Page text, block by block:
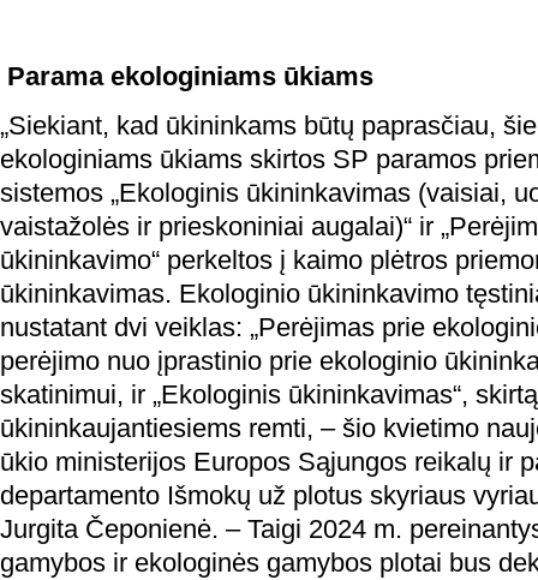
Parama ekologiniams ūkiams
„Siekiant, kad ūkininkams būtų paprasčiau,
ekologiniams ūkiams skirtos SP paramos
sistemos „Ekologinis ūkininkavimas (vaisiai,
vaistažolės ir prieskoniniai augalai)“ ir
ūkininkavimo“ perkeltos į kaimo plėtros
ūkininkavimas. Ekologinio ūkininkavimo
nustatant dvi veiklas: „Perėjimas prie
perėjimo nuo įprastinio prie ekologinio
skatinimui, ir „Ekologinis ūkininkavimas“,
ūkininkaujantiesiems remti, ‒ šio kvietimo
ūkio ministerijos Europos Sąjungos reikalų ir
departamento Išmokų už plotus skyriaus
Jurgita Čeponienė. ‒ Taigi 2024 m.
gamybos ir ekologinės gamybos plotai bus